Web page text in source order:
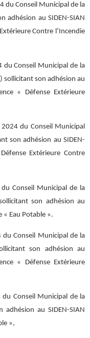
du Conseil Municipal de la
adhésion au SIDEN-SIAN
Contre l’Incendie
Conseil Municipal de la
sollicitant son adhésion au
« Défense Extérieure
du Conseil Municipal
son adhésion au SIDEN-
Extérieure Contre
Conseil Municipal de la
son adhésion au
« Eau Potable ».
Conseil Municipal de la
son adhésion au
« Défense Extérieure
Conseil Municipal de la
adhésion au SIDEN-SIAN
»,